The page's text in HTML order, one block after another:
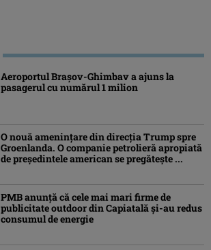
Aeroportul Brașov-Ghimbav a ajuns la
pasagerul cu numărul 1 milion
O nouă amenințare din direcția Trump spre
Groenlanda. O companie petrolieră apropiată
de președintele american se pregătește ...
PMB anunță că cele mai mari firme de
publicitate outdoor din Capiatală și-au redus
consumul de energie